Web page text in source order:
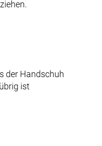
der Handschuh
ist